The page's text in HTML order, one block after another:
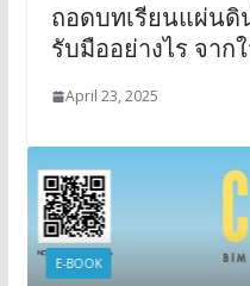
ถอดบทเรียนแผ่นดิ
รับมืออย่างไร จาก
April 23, 2025
E-BOOK